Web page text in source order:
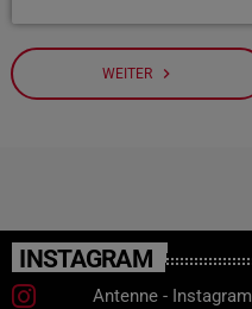
WEITER navigate_next
INSTAGRAM
Antenne - Instagram